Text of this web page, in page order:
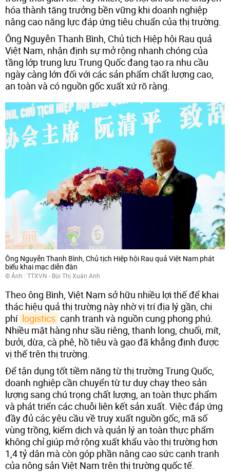
hóa thành tăng trưởng bền vững khi doanh nghiệp
nâng cao năng lực đáp ứng tiêu chuẩn của thị trường.
Ông Nguyễn Thanh Bình, Chủ tịch Hiệp hội Rau quả
Việt Nam, nhận định sự mở rộng nhanh chóng của
tầng lớp trung lưu Trung Quốc đang tạo ra nhu cầu
ngày càng lớn đối với các sản phẩm chất lượng cao,
an toàn và có nguồn gốc xuất xứ rõ ràng.
Ông Nguyễn Thanh Bình, Chủ tịch Hiệp hội Rau quả Việt Nam phát
biểu khai mạc diễn đàn
© Ảnh : TTXVN - Bùi Thị Xuân Anh
Theo ông Bình, Việt Nam sở hữu nhiều lợi thế để khai
thác hiệu quả thị trường này nhờ vị trí địa lý gần, chi
phí logistics cạnh tranh và nguồn cung phong phú.
Nhiều mặt hàng như sầu riêng, thanh long, chuối, mít,
bưởi, dừa, cà phê, hồ tiêu và gạo đã khẳng định được
vị thế trên thị trường.
Để tận dụng tốt tiềm năng từ thị trường Trung Quốc,
doanh nghiệp cần chuyển từ tư duy chạy theo sản
lượng sang chú trọng chất lượng, an toàn thực phẩm
và phát triển các chuỗi liên kết sản xuất. Việc đáp ứng
đầy đủ các yêu cầu về truy xuất nguồn gốc, mã số
vùng trồng, kiểm dịch và quản lý an toàn thực phẩm
không chỉ giúp mở rộng xuất khẩu vào thị trường hơn
1,4 tỷ dân mà còn góp phần nâng cao sức cạnh tranh
của nông sản Việt Nam trên thị trường quốc tế.